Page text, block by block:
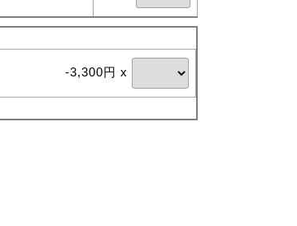
-3,300円 x